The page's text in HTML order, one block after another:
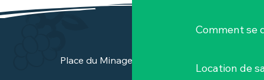
Comment se
Location de
Place du Minage - 44190 Clisson